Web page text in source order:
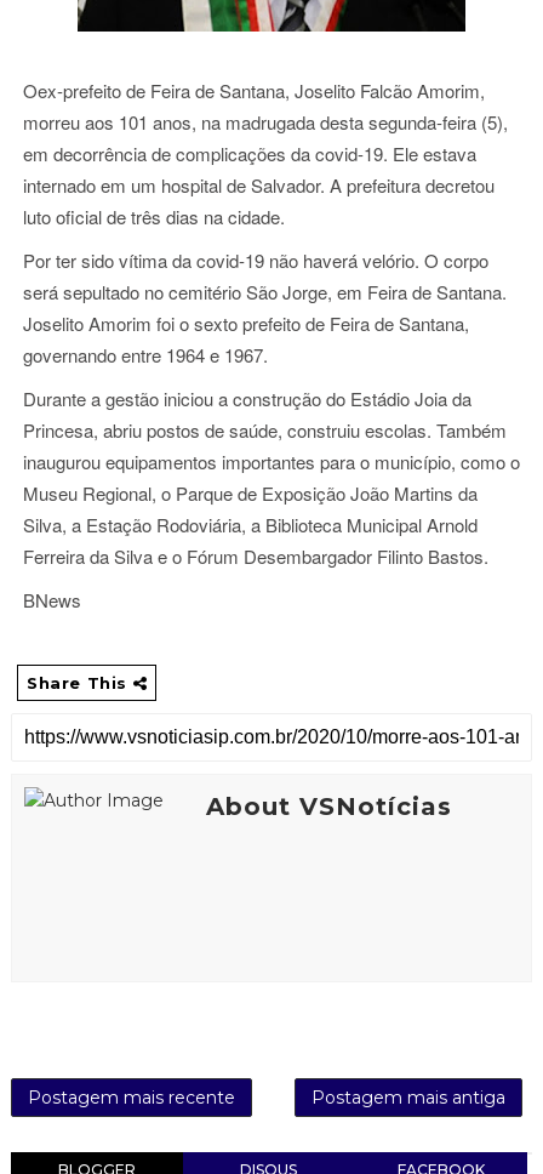
Oex-prefeito de Feira de Santana, Joselito Falcão Amorim,
morreu aos 101 anos, na madrugada desta segunda-feira (5),
em decorrência de complicações da covid-19. Ele estava
internado em um hospital de Salvador. A prefeitura decretou
luto oficial de três dias na cidade.
Por ter sido vítima da covid-19 não haverá velório. O corpo
será sepultado no cemitério São Jorge, em Feira de Santana.
Joselito Amorim foi o sexto prefeito de Feira de Santana,
governando entre 1964 e 1967.
Durante a gestão iniciou a construção do Estádio Joia da
Princesa, abriu postos de saúde, construiu escolas. Também
inaugurou equipamentos importantes para o município, como o
Museu Regional, o Parque de Exposição João Martins da
Silva, a Estação Rodoviária, a Biblioteca Municipal Arnold
Ferreira da Silva e o Fórum Desembargador Filinto Bastos.
BNews
Share This
About VSNotícias
Postagem mais recente Postagem mais antiga
BLOGGER DISQUS FACEBOOK